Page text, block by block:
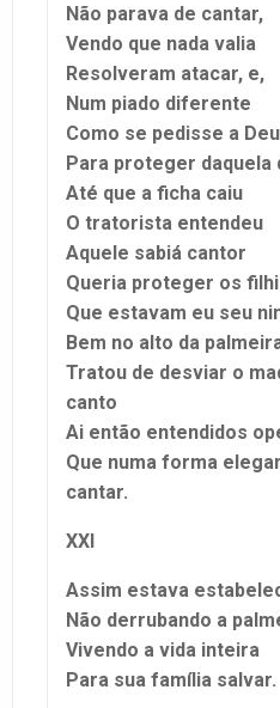
Não parava de cantar,
Vendo que nada valia
Resolveram atacar, e,
Num piado diferente
Como se pedisse a
Para proteger daquela
Até que a ficha caiu
O tratorista entendeu
Aquele sabiá cantor
Queria proteger os
Que estavam eu seu
Bem no alto da
Tratou de desviar o
canto
Ai então entendidos
Que numa forma
cantar.
XXI
Assim estava
Não derrubando a
Vivendo a vida inteira
Para sua família salvar.